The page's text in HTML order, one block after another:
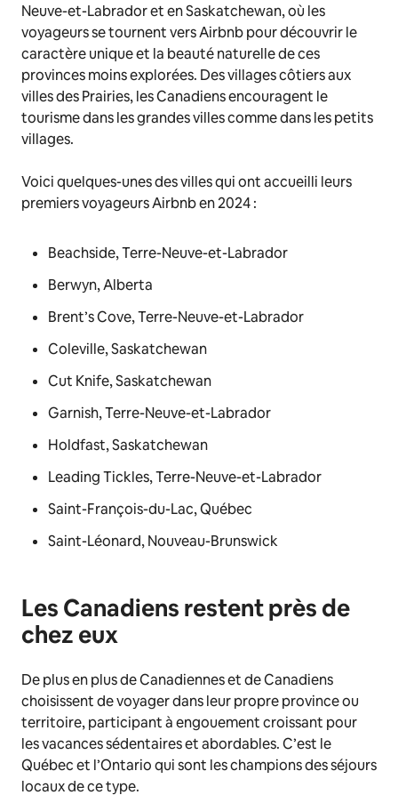
Neuve-et-Labrador et en Saskatchewan, où les
voyageurs se tournent vers Airbnb pour découvrir le
caractère unique et la beauté naturelle de ces
provinces moins explorées. Des villages côtiers aux
villes des Prairies, les Canadiens encouragent le
tourisme dans les grandes villes comme dans les petits
villages.
Voici quelques-unes des villes qui ont accueilli leurs
premiers voyageurs Airbnb en 2024 :
Beachside, Terre-Neuve-et-Labrador
Berwyn, Alberta
Brent’s Cove, Terre-Neuve-et-Labrador
Coleville, Saskatchewan
Cut Knife, Saskatchewan
Garnish, Terre-Neuve-et-Labrador
Holdfast, Saskatchewan
Leading Tickles, Terre-Neuve-et-Labrador
Saint-François-du-Lac, Québec
Saint-Léonard, Nouveau-Brunswick
Les Canadiens restent près de
chez eux
De plus en plus de Canadiennes et de Canadiens
choisissent de voyager dans leur propre province ou
territoire, participant à engouement croissant pour
les vacances sédentaires et abordables. C’est le
Québec et l’Ontario qui sont les champions des séjours
locaux de ce type.